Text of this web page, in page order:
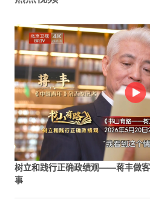
树立和践行正确政绩观——蒋丰做
事